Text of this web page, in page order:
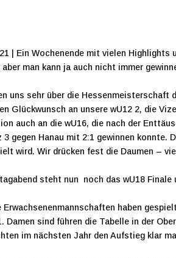
| Ein Wochenende mit vielen
man kann ja auch nicht immer
uns sehr über die Hessenmeisterschaft
Glückwunsch an unsere wU12 2, die
auch an die wU16, die nach der
3 gegen Hanau mit 2:1 gewinnen
wird. Wir drücken fest die Daumen –
steht nun noch das wU18
Erwachsenenmannschaften haben
Damen sind führen die Tabelle in der
im nächsten Jahr den Aufstieg klar